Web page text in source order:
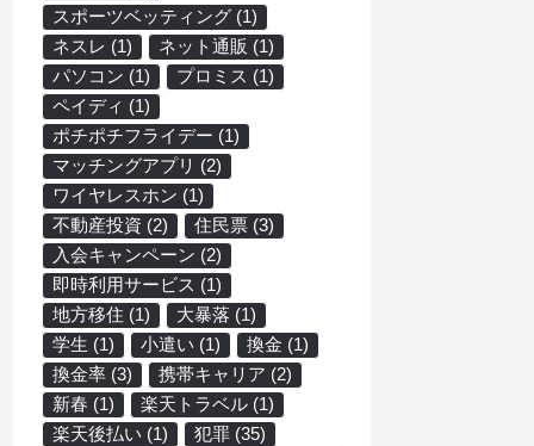
スポーツベッティング (1)
ネスレ (1) ネット通販 (1)
パソコン (1) プロミス (1)
ペイディ (1)
ポチポチフライデー (1)
マッチングアプリ (2)
ワイヤレスホン (1)
不動産投資 (2) 住民票 (3)
入会キャンペーン (2)
即時利用サービス (1)
地方移住 (1) 大暴落 (1)
学生 (1) 小遣い (1) 換金 (1)
換金率 (3) 携帯キャリア (2)
新春 (1) 楽天トラベル (1)
楽天後払い (1) 犯罪 (35)